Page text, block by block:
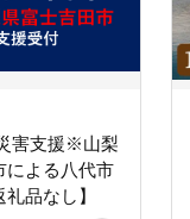
害支援※山梨
による八代市
品なし】